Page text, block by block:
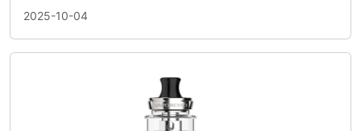
2025-10-04